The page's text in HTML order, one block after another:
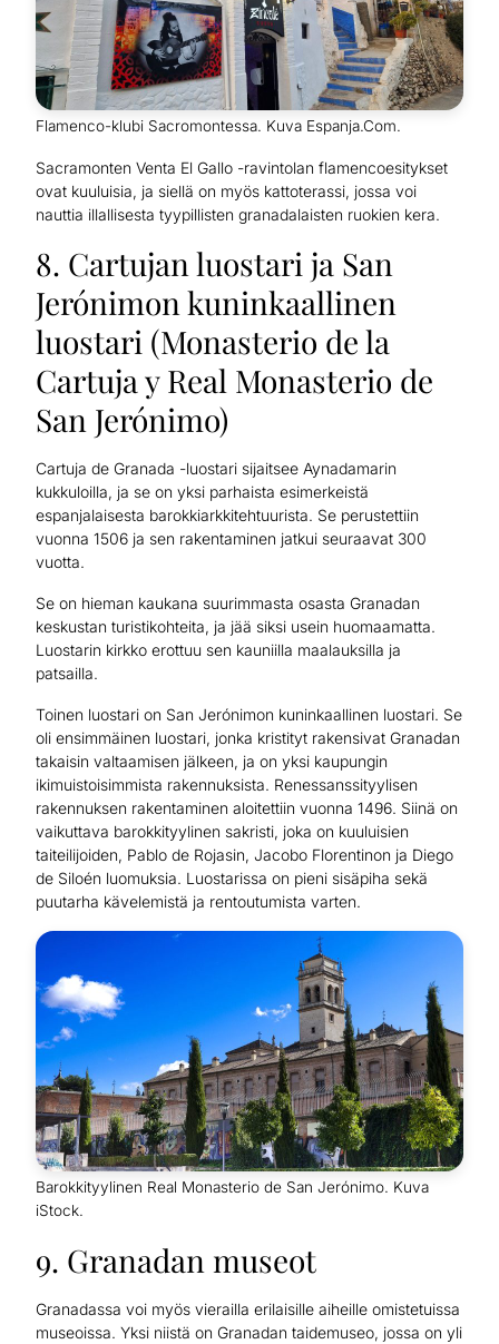
Flamenco-klubi Sacromontessa. Kuva Espanja.Com.
Sacramonten Venta El Gallo -ravintolan flamencoesitykset
ovat kuuluisia, ja siellä on myös kattoterassi, jossa voi
nauttia illallisesta tyypillisten granadalaisten ruokien kera.
8. Cartujan luostari ja San
Jerónimon kuninkaallinen
luostari (Monasterio de la
Cartuja y Real Monasterio de
San Jerónimo)
Cartuja de Granada -luostari sijaitsee Aynadamarin
kukkuloilla, ja se on yksi parhaista esimerkeistä
espanjalaisesta barokkiarkkitehtuurista. Se perustettiin
vuonna 1506 ja sen rakentaminen jatkui seuraavat 300
vuotta.
Se on hieman kaukana suurimmasta osasta Granadan
keskustan turistikohteita, ja jää siksi usein huomaamatta.
Luostarin kirkko erottuu sen kauniilla maalauksilla ja
patsailla.
Toinen luostari on San Jerónimon kuninkaallinen luostari. Se
oli ensimmäinen luostari, jonka kristityt rakensivat Granadan
takaisin valtaamisen jälkeen, ja on yksi kaupungin
ikimuistoisimmista rakennuksista. Renessanssityylisen
rakennuksen rakentaminen aloitettiin vuonna 1496. Siinä on
vaikuttava barokkityylinen sakristi, joka on kuuluisien
taiteilijoiden, Pablo de Rojasin, Jacobo Florentinon ja Diego
de Siloén luomuksia. Luostarissa on pieni sisäpiha sekä
puutarha kävelemistä ja rentoutumista varten.
Barokkityylinen Real Monasterio de San Jerónimo. Kuva
iStock.
9. Granadan museot
Granadassa voi myös vierailla erilaisille aiheille omistetuissa
museoissa. Yksi niistä on Granadan taidemuseo, jossa on yli